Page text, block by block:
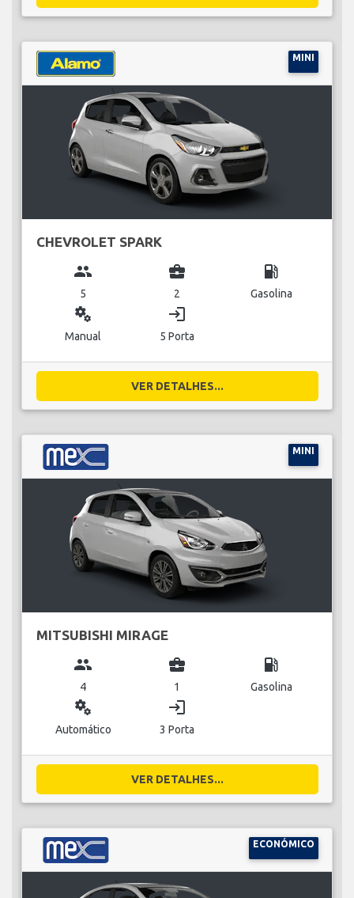
MINI
CHEVROLET SPARK
group
5
business_center
2
local_gas_station
Gasolina
miscellaneous_services
Manual
login
5 Porta
VER DETALHES...
MINI
MITSUBISHI MIRAGE
group
4
business_center
1
local_gas_station
Gasolina
miscellaneous_services
Automático
login
3 Porta
VER DETALHES...
ECONÓMICO